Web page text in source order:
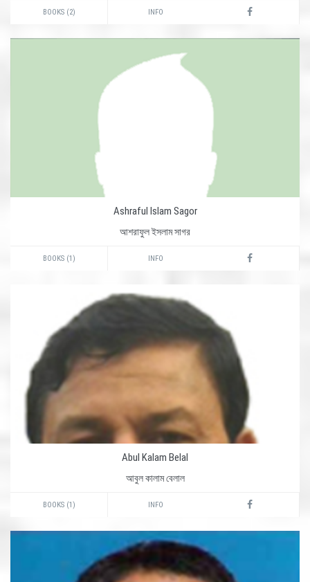
BOOKS (2) INFO
Ashraful Islam Sagor
আশরাফুল ইসলাম সাগর
BOOKS (1) INFO
Abul Kalam Belal
আবুল কালাম বেলাল
BOOKS (1) INFO